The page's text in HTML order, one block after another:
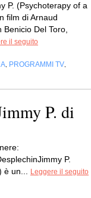
P. (Psychoterapy of a
film di Arnaud
Del Toro,
il seguito
PROGRAMMI TV
P. di
P.
è un...
Leggere il seguito